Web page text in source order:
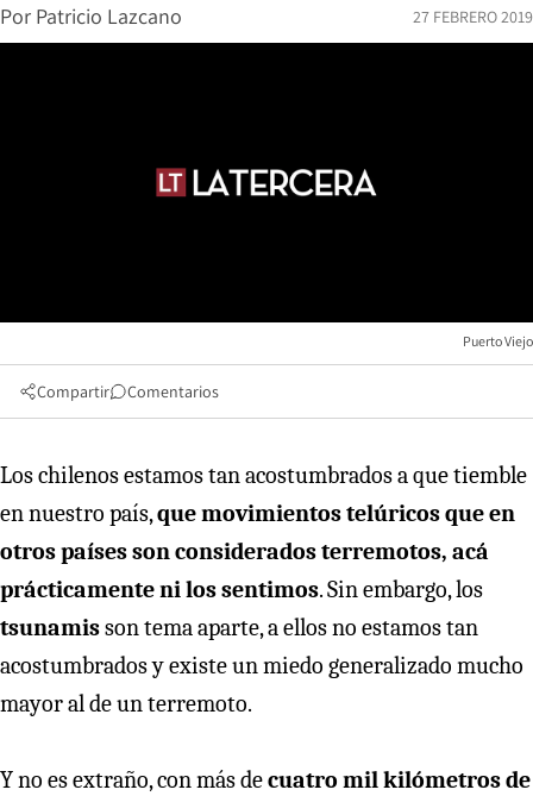
Por Patricio Lazcano 27 FEBRERO 2019
Puerto Viejo
Compartir Comentarios
Los chilenos estamos tan acostumbrados a que tiemble
en nuestro país,que movimientos telúricos que en
otros países son considerados terremotos, acá
prácticamente ni los sentimos. Sin embargo, los
tsunamisson tema aparte, a ellos no estamos tan
acostumbrados y existe un miedo generalizado mucho
mayor al de un terremoto.
Y no es extraño, con más decuatro mil kilómetros de